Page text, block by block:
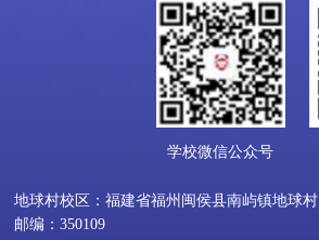
学校微信公众号
地球村校区：福建省福州闽侯县南屿镇地球村
邮编：350109